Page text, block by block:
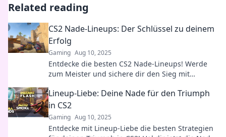
Related reading
CS2 Nade-Lineups: Der Schlüssel zu deinem
Erfolg
Gaming Aug 10, 2025
Entdecke die besten CS2 Nade-Lineups! Werde
zum Meister und sichere dir den Sieg mit
Lineup-Liebe: Deine Nade für den Triumph
in CS2
Gaming Aug 10, 2025
Entdecke mit Lineup-Liebe die besten Strategien